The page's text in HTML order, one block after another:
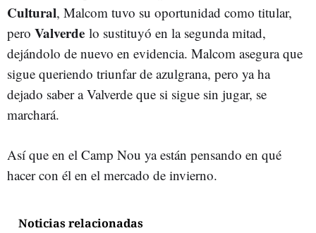
Cultural, Malcom tuvo su oportunidad como titular,
pero Valverde lo sustituyó en la segunda mitad,
dejándolo de nuevo en evidencia. Malcom asegura que
sigue queriendo triunfar de azulgrana, pero ya ha
dejado saber a Valverde que si sigue sin jugar, se
marchará.
Así que en el Camp Nou ya están pensando en qué
hacer con él en el mercado de invierno.
Noticias relacionadas